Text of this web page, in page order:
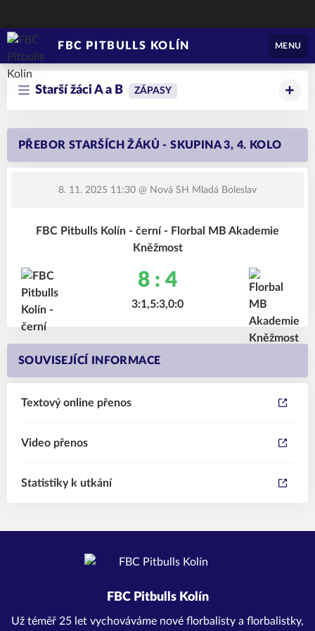
FBC PITBULLS KOLÍN MENU
Starší žáci A a B ZÁPASY
PŘEBOR STARŠÍCH ŽÁKŮ - SKUPINA 3, 4. KOLO
8. 11. 2025 11:30 @ Nová SH Mladá Boleslav
FBC Pitbulls Kolín - černí - Florbal MB Akademie
Kněžmost
8 : 4
3:1,5:3,0:0
SOUVISEJÍCÍ INFORMACE
Textový online přenos
Video přenos
Statistiky k utkání
FBC Pitbulls Kolín
Už téměř 25 let vychováváme nové florbalisty a florbalistky,